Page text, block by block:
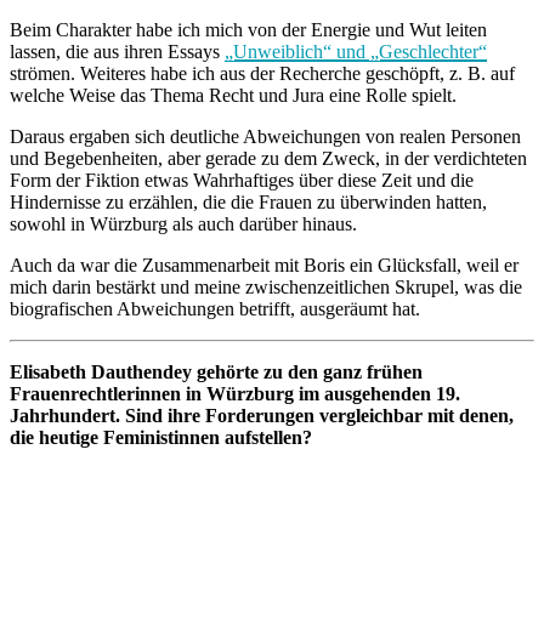
Beim Charakter habe ich mich von der Energie und Wut leiten
lassen, die aus ihren Essays „Unweiblich“ und „Geschlechter“
strömen. Weiteres habe ich aus der Recherche geschöpft, z. B. auf
welche Weise das Thema Recht und Jura eine Rolle spielt.
Daraus ergaben sich deutliche Abweichungen von realen Personen
und Begebenheiten, aber gerade zu dem Zweck, in der verdichteten
Form der Fiktion etwas Wahrhaftiges über diese Zeit und die
Hindernisse zu erzählen, die die Frauen zu überwinden hatten,
sowohl in Würzburg als auch darüber hinaus.
Auch da war die Zusammenarbeit mit Boris ein Glücksfall, weil er
mich darin bestärkt und meine zwischenzeitlichen Skrupel, was die
biografischen Abweichungen betrifft, ausgeräumt hat.
Elisabeth Dauthendey gehörte zu den ganz frühen
Frauenrechtlerinnen in Würzburg im ausgehenden 19.
Jahrhundert. Sind ihre Forderungen vergleichbar mit denen,
die heutige Feministinnen aufstellen?